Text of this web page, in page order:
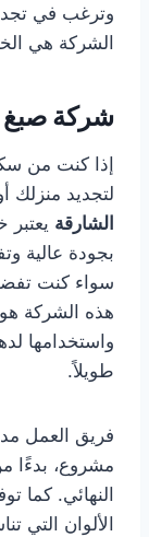
وترغب في
الشركة هي
شركة صبغ
إذا كنت من
لتجديد منزلك
الشارقة يعتبر
بجودة عالية
سواء كنت
هذه الشركة
واستخدامها
طويلاً.
فريق العمل
مشروع، بدءًا
النهائي. كما
الألوان التي